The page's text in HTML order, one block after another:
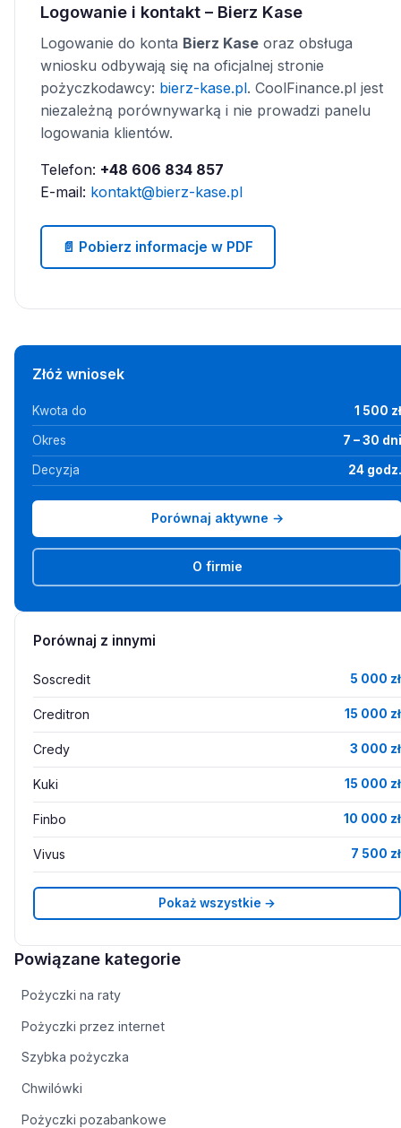
Logowanie i kontakt – Bierz Kase
Logowanie do konta Bierz Kase oraz obsługa
wniosku odbywają się na oficjalnej stronie
pożyczkodawcy: bierz-kase.pl. CoolFinance.pl jest
niezależną porównywarką i nie prowadzi panelu
logowania klientów.
Telefon: +48 606 834 857
E-mail: kontakt@bierz-kase.pl
📄 Pobierz informacje w PDF
Złóż wniosek
Kwota do 1 500 zł
Okres 7 – 30 dni
Decyzja 24 godz.
Porównaj aktywne →
O firmie
Porównaj z innymi
Soscredit 5 000 zł
Creditron 15 000 zł
Credy 3 000 zł
Kuki 15 000 zł
Finbo 10 000 zł
Vivus 7 500 zł
Pokaż wszystkie →
Powiązane kategorie
Pożyczki na raty
Pożyczki przez internet
Szybka pożyczka
Chwilówki
Pożyczki pozabankowe